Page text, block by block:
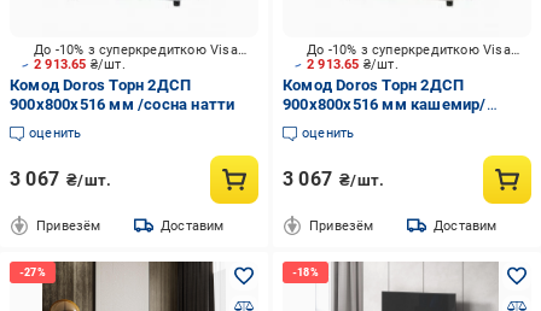
2 913.65 ₴/шт.
До -10% з суперкредиткою Visa Вигода
Комод Doros Торн 2ДСП
900x800x516 мм /сосна натти
оценить
3 067 ₴/шт.
Привезём Доставим
2 913.65 ₴/шт.
До -10% з суперкредиткою Visa Вигода
Комод Doros Торн 2ДСП
900x800x516 мм кашемир/
кашемир
оценить
3 067 ₴/шт.
Привезём Доставим